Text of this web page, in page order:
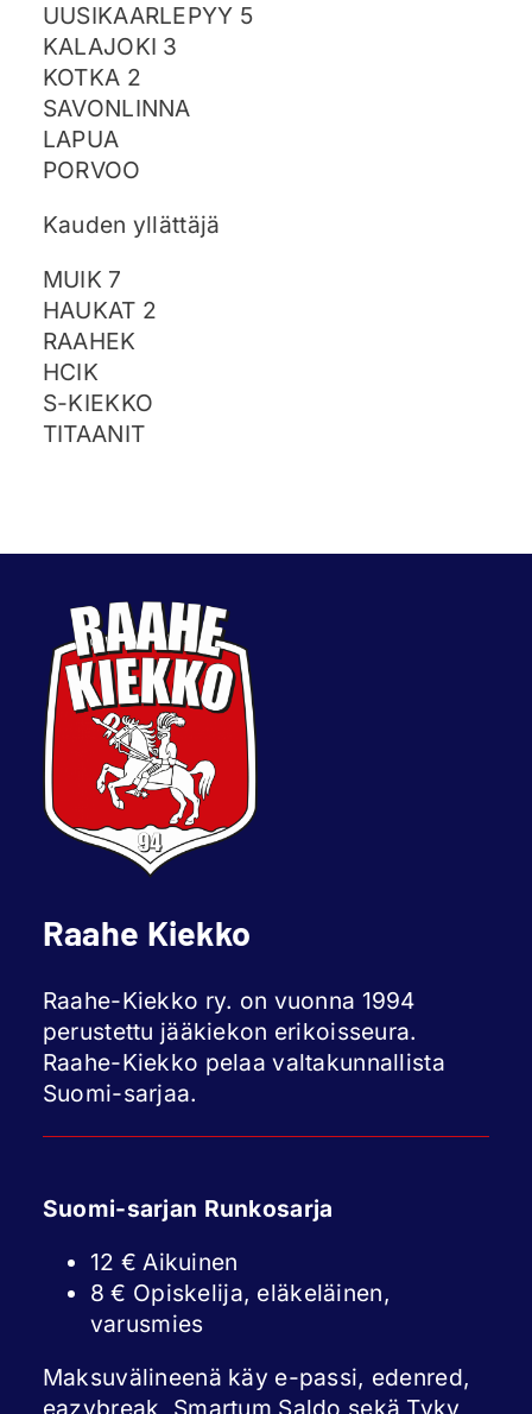
UUSIKAARLEPYY 5
KALAJOKI 3
KOTKA 2
SAVONLINNA
LAPUA
PORVOO
Kauden yllättäjä
MUIK 7
HAUKAT 2
RAAHEK
HCIK
S-KIEKKO
TITAANIT
Raahe Kiekko
Raahe-Kiekko ry. on vuonna 1994
perustettu jääkiekon erikoisseura.
Raahe-Kiekko pelaa valtakunnallista
Suomi-sarjaa.
Suomi-sarjan Runkosarja
12 € Aikuinen
8 € Opiskelija, eläkeläinen,
varusmies
Maksuvälineenä käy e-passi, edenred,